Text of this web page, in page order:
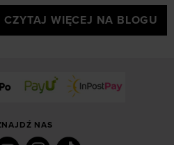
CZYTAJ WIĘCEJ NA BLOGU
NAS